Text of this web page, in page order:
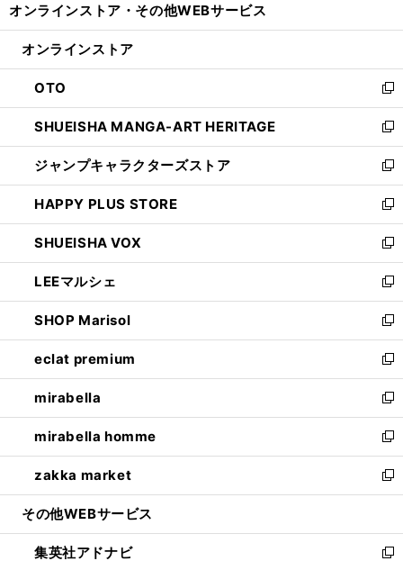
開
ン
ウ
で
開
く
ウ
ン
ド
ウ
で
開
く
オンラインストア・ その他WEBサービス
オンラインストア
OTO
新
し
い
ウ
ィ
ン
ド
ウ
で
開
く
SHUEISHA MANGA-ART HERITAGE
新
し
い
ウ
ィ
ン
ド
ウ
で
開
く
ジャンプキャラクターズストア
新
し
い
ウ
ィ
ン
ド
ウ
で
開
く
HAPPY PLUS STORE
新
し
い
ウ
ィ
ン
ド
ウ
で
開
く
SHUEISHA VOX
新
し
い
ウ
ィ
ン
ド
ウ
で
開
く
LEEマルシェ
新
し
い
ウ
ィ
ン
ド
ウ
で
開
く
SHOP Marisol
新
し
い
ウ
ィ
ン
ド
ウ
で
開
eclat premium
新
し
い
ウ
ィ
ン
ド
ウ
開
く
mirabella
新
し
い
ウ
ィ
ン
ウ
で
mirabella homme
新
し
い
ウ
ン
ド
zakka market
新
し
ウ
ィ
その他WEBサービス
集英社アドナビ 新